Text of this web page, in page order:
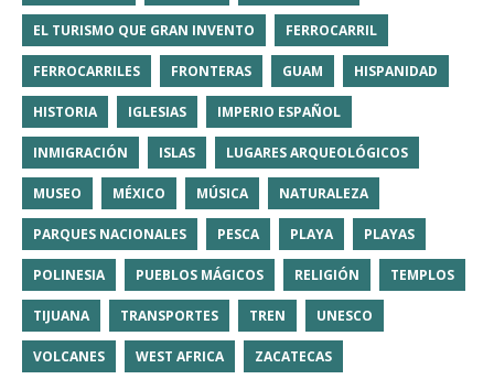
EL TURISMO QUE GRAN INVENTO FERROCARRIL
FERROCARRILES FRONTERAS GUAM HISPANIDAD
HISTORIA IGLESIAS IMPERIO ESPAÑOL
INMIGRACIÓN ISLAS LUGARES ARQUEOLÓGICOS
MUSEO MÉXICO MÚSICA NATURALEZA
PARQUES NACIONALES PESCA PLAYA PLAYAS
POLINESIA PUEBLOS MÁGICOS RELIGIÓN TEMPLOS
TIJUANA TRANSPORTES TREN UNESCO
VOLCANES WEST AFRICA ZACATECAS